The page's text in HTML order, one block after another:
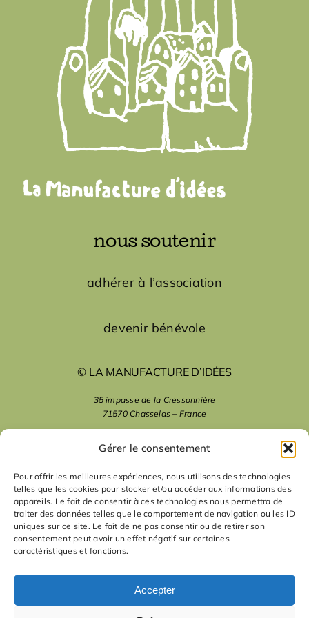
Gérer le consentement
Pour offrir les meilleures expériences, nous utilisons des technologies
telles que les cookies pour stocker et/ou accéder aux informations des
appareils. Le fait de consentir à ces technologies nous permettra de
traiter des données telles que le comportement de navigation ou les ID
uniques sur ce site. Le fait de ne pas consentir ou de retirer son
consentement peut avoir un effet négatif sur certaines
caractéristiques et fonctions.
Accepter
Adhésions
Archives
Contact
nous soutenir
adhérer à l’association
devenir bénévole
© LA MANUFACTURE D’IDÉES
35 impasse de la Cressonnière
71570 Chasselas – France
mentions légales
nous suivre
nous contacter